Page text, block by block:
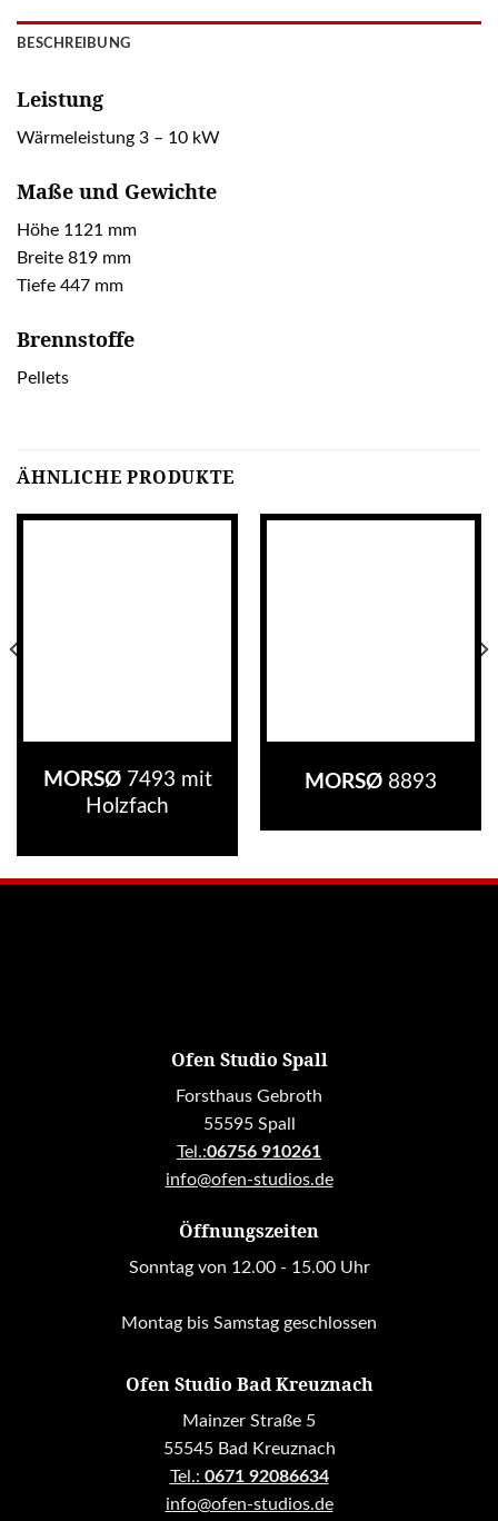
BESCHREIBUNG
Leistung
Wärmeleistung 3 – 10 kW
Maße und Gewichte
Höhe 1121 mm
Breite 819 mm
Tiefe 447 mm
Brennstoffe
Pellets
ÄHNLICHE PRODUKTE
MORSØ7493 mit
Holzfach
MORSØ 8893
Ofen Studio Spall
Forsthaus Gebroth
55595 Spall
Tel.:06756 910261
info@ofen-studios.de
Öffnungszeiten
Sonntag von 12.00 - 15.00 Uhr
Montag bis Samstag geschlossen
Ofen Studio Bad Kreuznach
Mainzer Straße 5
55545 Bad Kreuznach
Tel.: 0671 92086634
info@ofen-studios.de